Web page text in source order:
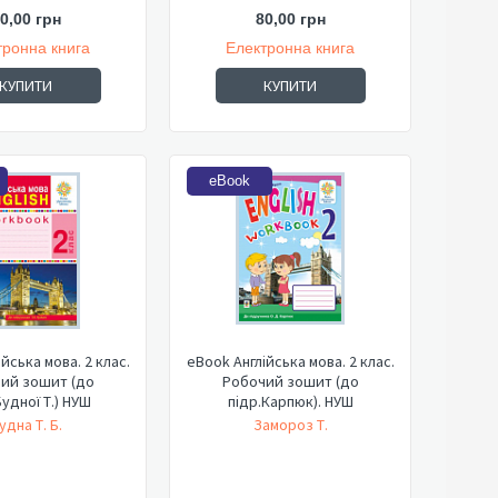
грн
книга
КУПИТИ
80,00 грн
Електронна книга
КУПИТИ
мова. 2 клас.
зошит (до
Т.) НУШ
Т. Б.
eBook
eBook Англійська мова. 2 клас.
Робочий зошит (до
підр.Карпюк). НУШ
Замороз Т.